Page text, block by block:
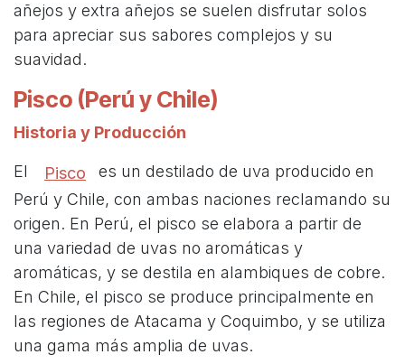
añejos y extra añejos se suelen disfrutar solos
para apreciar sus sabores complejos y su
suavidad.
Pisco (Perú y Chile)
Historia y Producción
El Pisco
es un destilado de uva producido en
Perú y Chile, con ambas naciones reclamando su
origen. En Perú, el pisco se elabora a partir de
una variedad de uvas no aromáticas y
aromáticas, y se destila en alambiques de cobre.
En Chile, el pisco se produce principalmente en
las regiones de Atacama y Coquimbo, y se utiliza
una gama más amplia de uvas.